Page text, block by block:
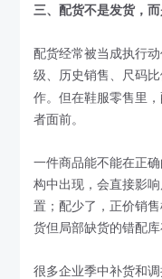
三、配货不是发货，
配货经常被当成执行
级、历史销售、尺码
作。但在鞋服零售里
者面前。
一件商品能不能在正
构中出现，会直接影
置；配少了，正价销
货但局部缺货的错配库
很多企业季中补货和